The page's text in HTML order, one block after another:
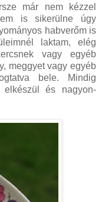
már nem kézzel
is sikerülne úgy
habverőm is
laktam, elég
vagy egyéb
meggyet vagy egyéb
bele. Mindig
elkészül és nagyon-